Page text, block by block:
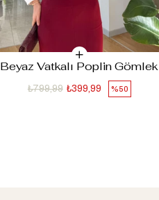
Beyaz Vatkalı Poplin Gömlek
%50
₺399,99
₺799,99